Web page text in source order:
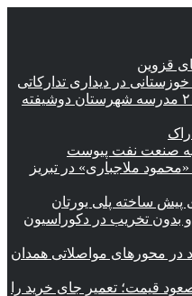
قزوین
در دیداری تدارکاتی
مدیر آموزش و پرورش دیّر: ۲۰ مدرسه شهرستان دوشیفته
به صنعت نفت پیوست
ملاجباری» در تبریز
پیش ساخته پلی یورتان
بدون تخریب در دکوراسیون
و ۵۱۷ هزار تردد در محورهای مواصلاتی همدان
قیمت؛ تعمیر جای خرید را